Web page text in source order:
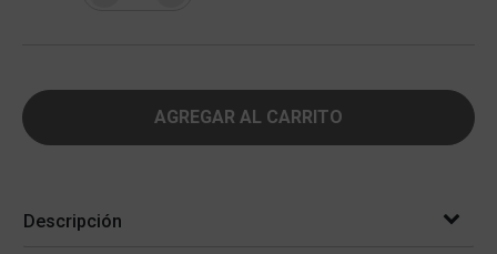
AGREGAR AL CARRITO
Descripción